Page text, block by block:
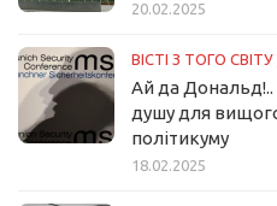
20.02.2025
ВІСТІ З ТОГО СВІТУ
Ай да Дональд!..
душу для
політикуму
18.02.2025